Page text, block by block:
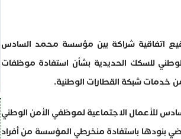
2026 بمدينة الرباط، توقيع اتفاقية شراكة بين مؤسسة محمد السادس
للسكك الحديدية بشأن استفادة موظفات
خدمات شبكة القطارات الوطنية.
للأعمال الاجتماعية لموظفي الأمن الوطني
بنودها باستفادة منخرطي المؤسسة من أفراد